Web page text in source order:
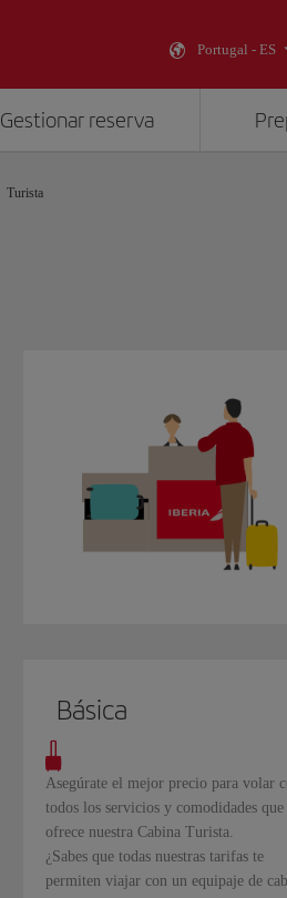
Portugal - ES
Gestionar reserva
Turista
Básica
Asegúrate el mejor precio para volar
todos los servicios y comodidades que
ofrece nuestra Cabina Turista.
¿Sabes que todas nuestras tarifas te
permiten viajar con un equipaje de